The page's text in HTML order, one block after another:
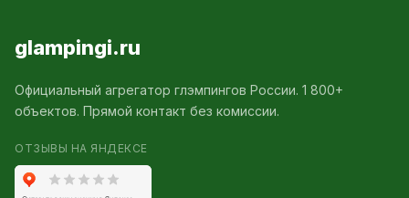
glampingi.ru
Официальный агрегатор глэмпингов России. 1 800+
объектов. Прямой контакт без комиссии.
ОТЗЫВЫ НА ЯНДЕКСЕ